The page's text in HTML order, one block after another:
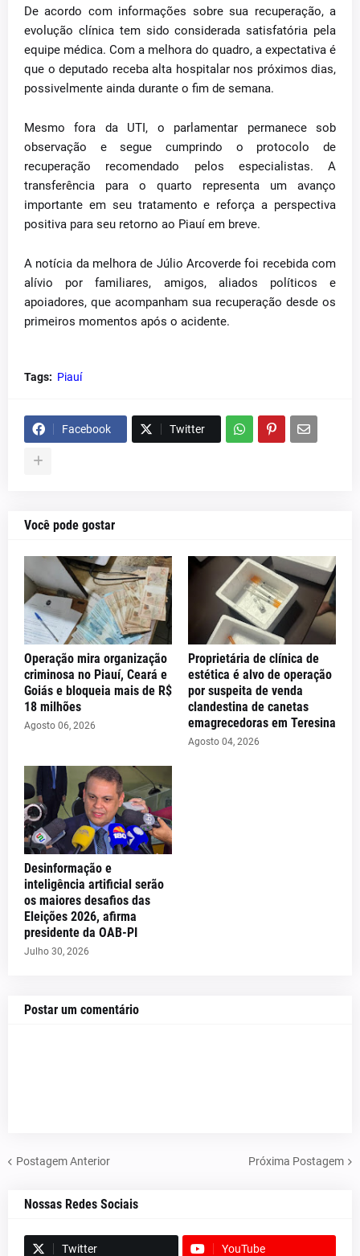
De acordo com informações sobre sua recuperação, a
evolução clínica tem sido considerada satisfatória pela
equipe médica. Com a melhora do quadro, a expectativa é
que o deputado receba alta hospitalar nos próximos dias,
possivelmente ainda durante o fim de semana.
Mesmo fora da UTI, o parlamentar permanece sob
observação e segue cumprindo o protocolo de
recuperação recomendado pelos especialistas. A
transferência para o quarto representa um avanço
importante em seu tratamento e reforça a perspectiva
positiva para seu retorno ao Piauí em breve.
A notícia da melhora de Júlio Arcoverde foi recebida com
alívio por familiares, amigos, aliados políticos e
apoiadores, que acompanham sua recuperação desde os
primeiros momentos após o acidente.
Tags: Piauí
Facebook Twitter
Você pode gostar
Operação mira organização
criminosa no Piauí, Ceará e
Goiás e bloqueia mais de R$
18 milhões
Agosto 06, 2026
Proprietária de clínica de
estética é alvo de operação
por suspeita de venda
clandestina de canetas
emagrecedoras em Teresina
Agosto 04, 2026
Desinformação e
inteligência artificial serão
os maiores desafios das
Eleições 2026, afirma
presidente da OAB-PI
Julho 30, 2026
Postar um comentário
Postagem Anterior Próxima Postagem
Nossas Redes Sociais
Twitter YouTube